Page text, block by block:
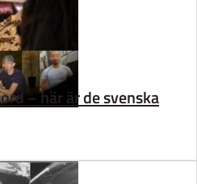
– här är de svenska